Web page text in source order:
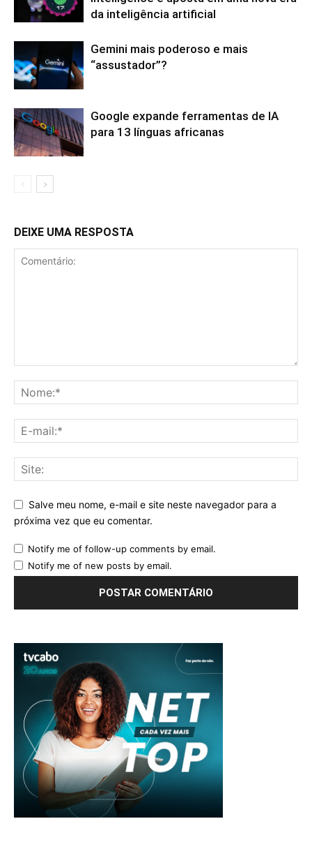
da inteligência artificial
Gemini mais poderoso e mais
“assustador”?
Google expande ferramentas de IA
para 13 línguas africanas
DEIXE UMA RESPOSTA
Salve meu nome, e-mail e site neste navegador para a
próxima vez que eu comentar.
Notify me of follow-up comments by email.
Notify me of new posts by email.